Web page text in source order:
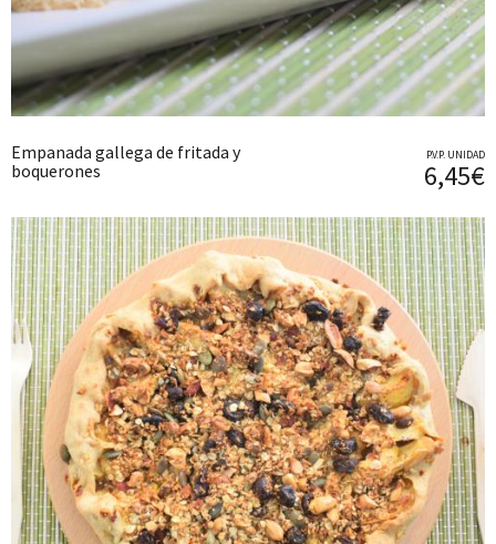
Empanada gallega de fritada y
boquerones
P.V.P. UNIDAD
6,45€